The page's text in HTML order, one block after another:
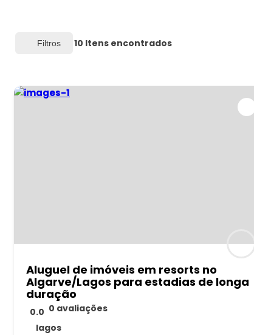
Filtros 10 Itens encontrados
Aluguel de imóveis em resorts no
Algarve/Lagos para estadias de longa
duração
0.0 0 avaliações
lagos